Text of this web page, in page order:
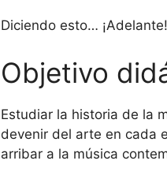
Diciendo esto… ¡Adelante!
Objetivo
Estudiar la historia de la
devenir del arte en cada
arribar a la música